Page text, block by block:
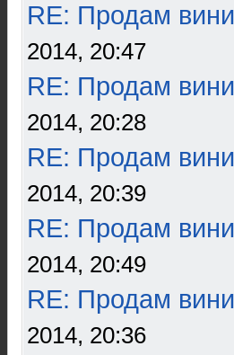
RE: Продам
2014, 20:47
RE: Продам
2014, 20:28
RE: Продам
2014, 20:39
RE: Продам
2014, 20:49
RE: Продам
2014, 20:36